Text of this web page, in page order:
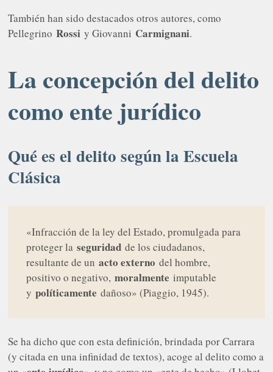
También han sido destacados otros autores, como
PellegrinoRossi y Giovanni Carmignani.
La concepción del delito
como ente jurídico
Qué es el delito según la Escuela
Clásica
«Infracción de la ley del Estado, promulgada para
proteger laseguridad de los ciudadanos,
resultante de unacto externo del hombre,
positivo o negativo,moralmente imputable
ypolíticamente dañoso» (Piaggio, 1945).
Se ha dicho que con esta definición, brindada por Carrara
(y citada en una infinidad de textos), acoge al delito como a